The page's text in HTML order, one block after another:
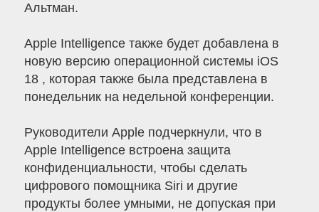
Альтман.
Apple Intelligence также будет добавлена ​​в
новую версию операционной системы iOS
18 , которая также была представлена ​​в
понедельник на недельной конференции.
Руководители Apple подчеркнули, что в
Apple Intelligence встроена защита
конфиденциальности, чтобы сделать
цифрового помощника Siri и другие
продукты более умными, не допуская при